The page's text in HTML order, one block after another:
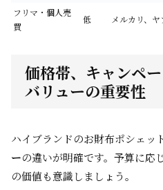
フリマ・個人売
買
低 メルカリ、ヤ
価格帯、キャンペ
バリューの重要性
ハイブランドのお財布ポシェッ
ーの違いが明確です。予算に応
の価値も意識しましょう。